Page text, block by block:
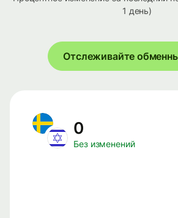
1 день)
Отслеживайте
0
Без изменений